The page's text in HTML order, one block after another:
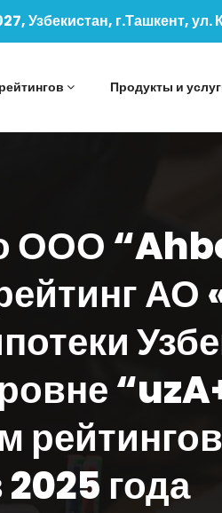
Узбекистан, г.Ташкент, ул.
Продукты и
ООО
АО
года